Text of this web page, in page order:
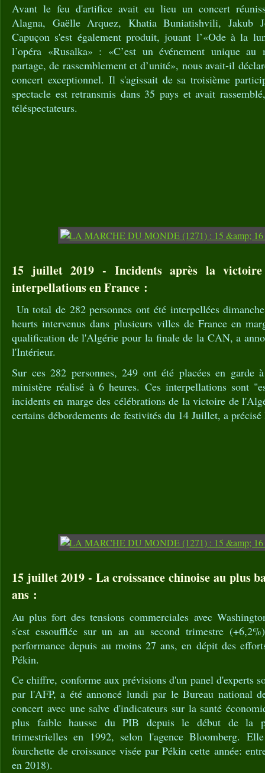
Avant le feu d'artifice avait eu lieu un concert
Alagna, Gaëlle Arquez, Khatia Buniatishvili, Jakub
Capuçon s'est également produit, jouant l’«Ode à la
l’opéra «Rusalka» : «C’est un événement unique
partage, de rassemblement et d’unité», nous avait-il
concert exceptionnel. Il s'agissait de sa troisième
spectacle est retransmis dans 35 pays et avait
téléspectateurs.
15 juillet 2019 - Incidents après la
interpellations en France :
Un total de 282 personnes ont été interpellées
heurts intervenus dans plusieurs villes de France en
qualification de l'Algérie pour la finale de la CAN, a
l'Intérieur.
Sur ces 282 personnes, 249 ont été placées en garde
ministère réalisé à 6 heures. Ces interpellations sont
incidents en marge des célébrations de la victoire de
certains débordements de festivités du 14 Juillet, a
15 juillet 2019 - La croissance chinoise au plus
ans :
Au plus fort des tensions commerciales avec
s'est essoufflée sur un an au second trimestre
performance depuis au moins 27 ans, en dépit des
Pékin.
Ce chiffre, conforme aux prévisions d'un panel d'experts
par l'AFP, a été annoncé lundi par le Bureau national
concert avec une salve d'indicateurs sur la santé
plus faible hausse du PIB depuis le début de la
trimestrielles en 1992, selon l'agence Bloomberg.
fourchette de croissance visée par Pékin cette année:
en 2018).